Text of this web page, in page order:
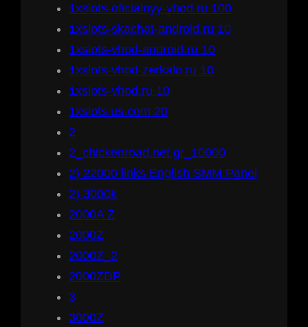
1xslots-oficialnyy-vhod.ru 100
1xslots-skachat-android.ru 10
1xslots-vhod-android.ru 10
1xslots-vhod-zerkalo.ru 10
1xslots-vhod.ru 10
1xslots.us.com 20
2
2_chickenroad.net.gr_10000
2) 22000 links English SMM Panel
2) 3000k
2000A Z
2000Z
2000Z_2
2000ZDP
3
3000Z